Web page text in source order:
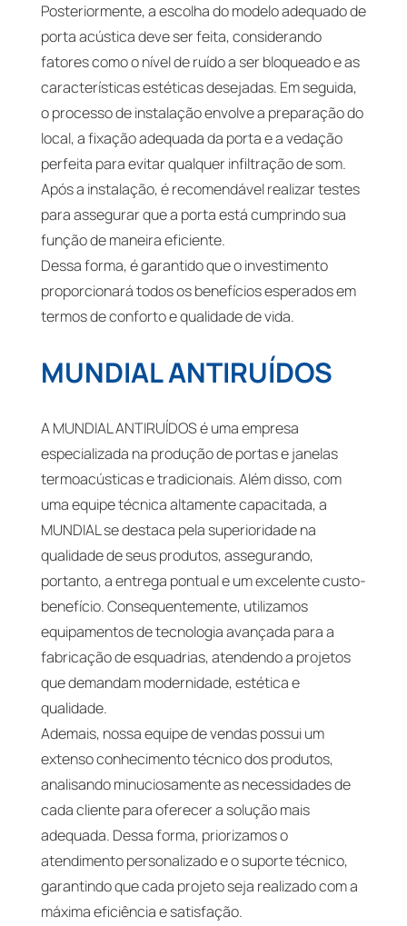
Posteriormente, a escolha do modelo adequado de
porta acústica deve ser feita, considerando
fatores como o nível de ruído a ser bloqueado e as
características estéticas desejadas. Em seguida,
o processo de instalação envolve a preparação do
local, a fixação adequada da porta e a vedação
perfeita para evitar qualquer infiltração de som.
Após a instalação, é recomendável realizar testes
para assegurar que a porta está cumprindo sua
função de maneira eficiente.
Dessa forma, é garantido que o investimento
proporcionará todos os benefícios esperados em
termos de conforto e qualidade de vida.
MUNDIAL ANTIRUÍDOS
A MUNDIAL ANTIRUÍDOS é uma empresa
especializada na produção de portas e janelas
termoacústicas e tradicionais. Além disso, com
uma equipe técnica altamente capacitada, a
MUNDIAL se destaca pela superioridade na
qualidade de seus produtos, assegurando,
portanto, a entrega pontual e um excelente custo-
benefício. Consequentemente, utilizamos
equipamentos de tecnologia avançada para a
fabricação de esquadrias, atendendo a projetos
que demandam modernidade, estética e
qualidade.
Ademais, nossa equipe de vendas possui um
extenso conhecimento técnico dos produtos,
analisando minuciosamente as necessidades de
cada cliente para oferecer a solução mais
adequada. Dessa forma, priorizamos o
atendimento personalizado e o suporte técnico,
garantindo que cada projeto seja realizado com a
máxima eficiência e satisfação.